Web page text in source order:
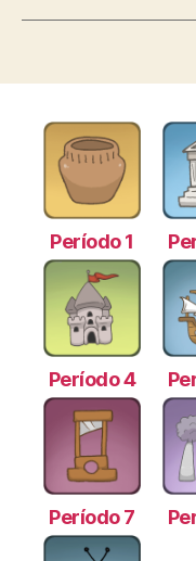
Período 1
Período 4
Período 7